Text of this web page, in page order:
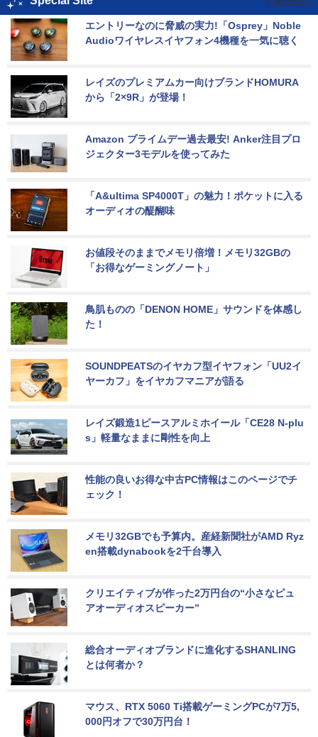
エントリーなのに脅威の実力!「Osprey」Noble
Audioワイヤレスイヤフォン4機種を一気に聴く
レイズのプレミアムカー向けブランドHOMURA
から「2×9R」が登場！
Amazon プライムデー過去最安! Anker注目プロ
ジェクター3モデルを使ってみた
「A&ultima SP4000T」の魅力！ポケットに入る
オーディオの醍醐味
お値段そのままでメモリ倍増！メモリ32GBの
「お得なゲーミングノート」
鳥肌ものの「DENON HOME」サウンドを体感し
た！
SOUNDPEATSのイヤカフ型イヤフォン「UU2イ
ヤーカフ」をイヤカフマニアが語る
レイズ鍛造1ピースアルミホイール「CE28 N-plu
s」軽量なままに剛性を向上
性能の良いお得な中古PC情報はこのページでチ
ェック！
メモリ32GBでも予算内。産経新聞社がAMD Ryz
en搭載dynabookを2千台導入
クリエイティブが作った2万円台の“小さなピュ
アオーディオスピーカー”
総合オーディオブランドに進化するSHANLING
とは何者か？
マウス、RTX 5060 Ti搭載ゲーミングPCが7万5,
000円オフで30万円台！